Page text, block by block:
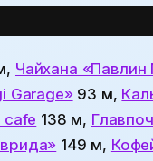
Чайхана
Garage»93 м,
cafe 138 м,
149 м,